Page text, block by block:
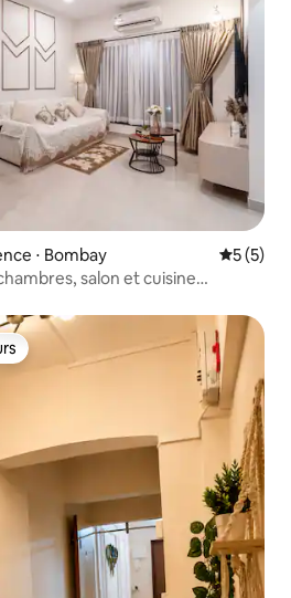
⋅ Bombay
5 (5)
salon et cuisine